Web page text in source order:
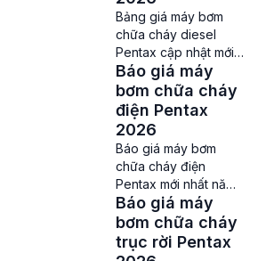
bơm nước ở nước ta
đang có tình trạng trà
trộn rất nhiều hàng
giả, hàng nhái. Nhất là
những dòng máy bơm
nước nổi tiếng được
nhập khẩu […]
Bảng giá máy bơm
chữa cháy diesel
Pentax cập nhật mới
nhất năm 2026 Giá
máy bơm chữa cháy
diesel Pentax – Người
tiêu dùng hiện nay có
rất nhiều sự lựa chọn
về các dòng máy
bơm chữa cháy,
nhưng được ưa
chuộng hơn cả thì vẫn
phải nhắc tới dòng
máy bơm chữa […]
Báo giá máy
bơm chữa cháy
điện Pentax
2026
Báo giá máy bơm
chữa cháy điện
Pentax mới nhất năm
2026 Giá máy bơm
chữa cháy điện
Pentax – Máy bơm
điện chữa cháy
Báo giá máy
bơm chữa cháy
trục rời Pentax